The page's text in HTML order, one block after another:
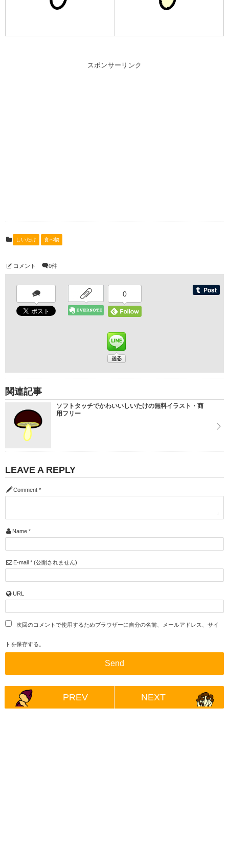
スポンサーリンク
しいたけ 食べ物
コメント 0件
0
関連記事
ソフトタッチでかわいいしいたけの無料イラスト・商
用フリー
LEAVE A REPLY
Comment *
Name *
E-mail *(公開されません)
URL
次回のコメントで使用するためブラウザーに自分の名前、メールアドレス、サイ
トを保存する。
PREV NEXT